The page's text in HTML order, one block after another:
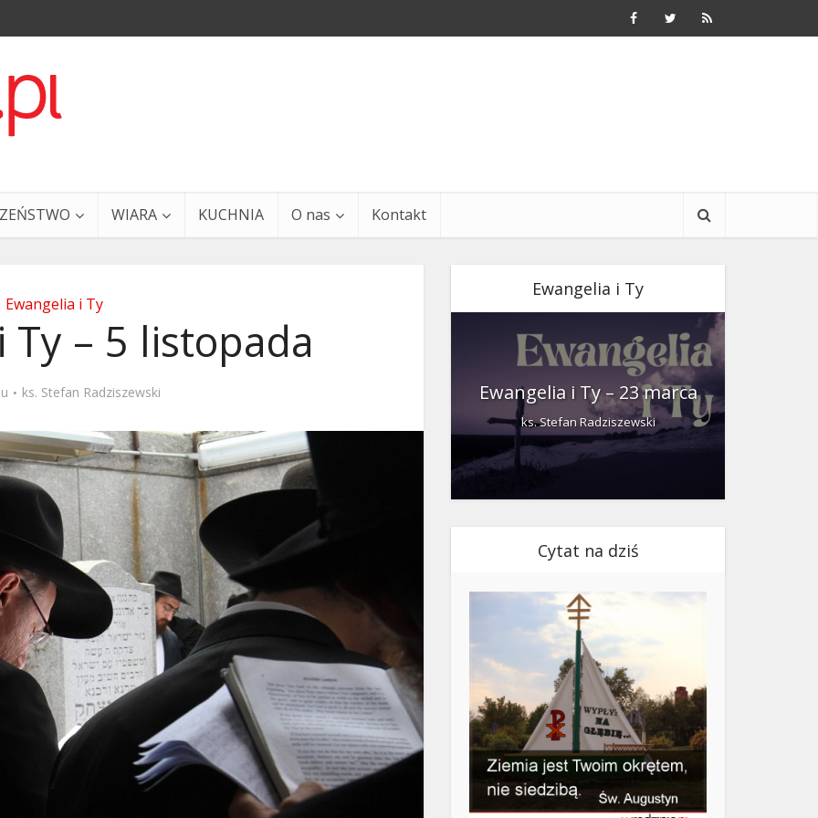
WIARA KUCHNIA O nas Kontakt
Ewangelia i Ty
Ty – 5 listopada
ks. Stefan Radziszewski
Ewangelia i Ty
i Ty – 29 grudnia Ewangelia i Ty – 23 marca
ks. Stefan Radziszewski
Cytat na dziś